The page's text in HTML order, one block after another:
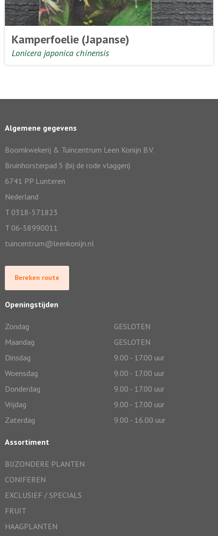
Kamperfoelie (Japanse)
Lonicera japonica chinensis
Algemene gegevens
Boomkwekerij & Tuincentrum Leen Konijn B.V.
Bruinhorsterpad 5 (bij de rode vlaggen)
6741 PP Lunteren
Nederland
T 0318-571823
T 06-58990011
tuincentrum@leenkonijn.nl
Bereken route
Openingstijden
Zondag
GESLOTEN
Maandag
GESLOTEN
Dinsdag
9.00 - 17.00 uur
Woensdag
9.00 - 17.00 uur
Donderdag
9.00 - 17.00 uur
Vrijdag
9.00 - 17.00 uur
Zaterdag
9.00 - 16.00 uur
Assortiment
BIJZONDERE PLANTEN
CONIFEREN
EXCLUSIEF / SPECIALS
FRUIT
HAAGPLANTEN